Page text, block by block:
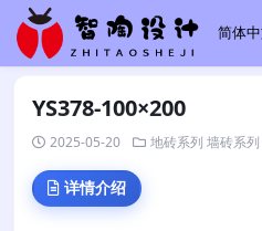
YS378-100×200
2025-05-20 地砖系列 墙砖系列
详情介绍